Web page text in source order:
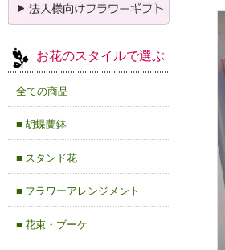
お花のスタイルで選ぶ
全ての商品
■ 胡蝶蘭鉢
■ スタンド花
■ フラワーアレンジメント
■ 花束・ブーケ